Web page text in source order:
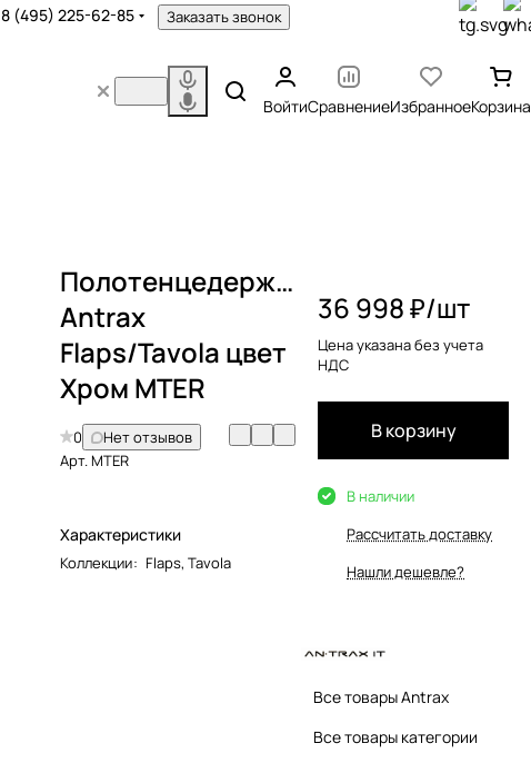
8 (495) 225-62-85 Заказать звонок
ВойтиСравнениеИзбранноеКорзина
Полотенцедержатель
Antrax
Flaps/Tavola цвет
Хром MTER
0
Нет отзывов
Арт.MTER
Характеристики
Коллекции: Flaps, Tavola
36 998 ₽/шт
Цена указана без учета
НДС
В корзину
В наличии
Рассчитать доставку
Нашли дешевле?
Все товары Antrax
Все товары категории